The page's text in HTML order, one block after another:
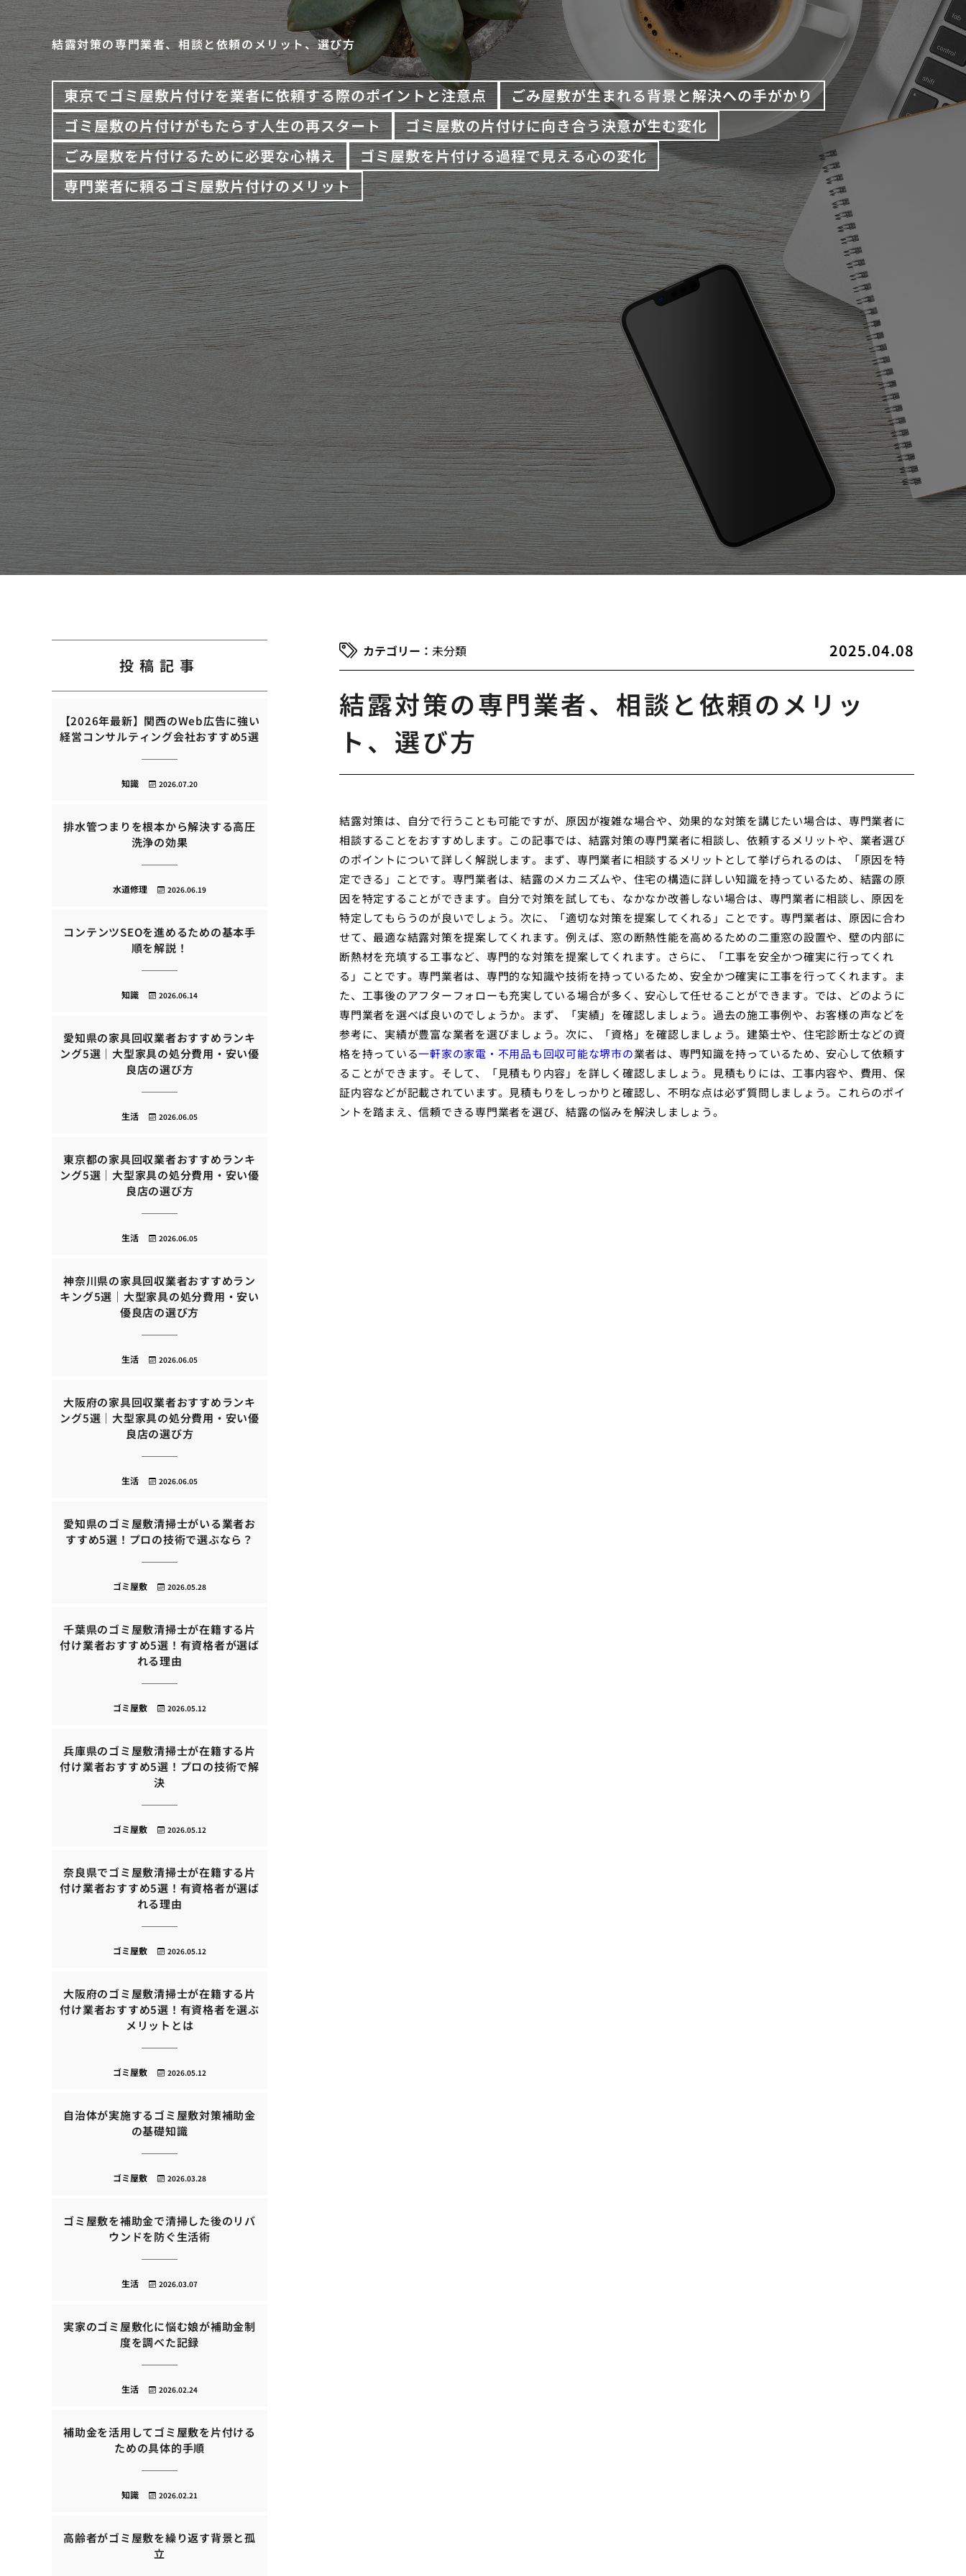
結露対策の専門業者、相談と依頼のメリット、選び方
東京でゴミ屋敷片付けを業者に依頼する際のポイントと注意点
ごみ屋敷が生まれる背景と解決への手がかり
ゴミ屋敷の片付けがもたらす人生の再スタート
ゴミ屋敷の片付けに向き合う決意が生む変化
ごみ屋敷を片付けるために必要な心構え
ゴミ屋敷を片付ける過程で見える心の変化
専門業者に頼るゴミ屋敷片付けのメリット
2025.04.08
未分類
結露対策の専門業者、相談と依頼のメリッ
ト、選び方
結露対策は、自分で行うことも可能ですが、原因が複雑な場合や、効果的な対策を講じたい場合は、専門業者に
相談することをおすすめします。この記事では、結露対策の専門業者に相談し、依頼するメリットや、業者選び
のポイントについて詳しく解説します。まず、専門業者に相談するメリットとして挙げられるのは、「原因を特
定できる」ことです。専門業者は、結露のメカニズムや、住宅の構造に詳しい知識を持っているため、結露の原
因を特定することができます。自分で対策を試しても、なかなか改善しない場合は、専門業者に相談し、原因を
特定してもらうのが良いでしょう。次に、「適切な対策を提案してくれる」ことです。専門業者は、原因に合わ
せて、最適な結露対策を提案してくれます。例えば、窓の断熱性能を高めるための二重窓の設置や、壁の内部に
断熱材を充填する工事など、専門的な対策を提案してくれます。さらに、「工事を安全かつ確実に行ってくれ
る」ことです。専門業者は、専門的な知識や技術を持っているため、安全かつ確実に工事を行ってくれます。ま
た、工事後のアフターフォローも充実している場合が多く、安心して任せることができます。では、どのように
専門業者を選べば良いのでしょうか。まず、「実績」を確認しましょう。過去の施工事例や、お客様の声などを
参考に、実績が豊富な業者を選びましょう。次に、「資格」を確認しましょう。建築士や、住宅診断士などの資
格を持っている一軒家の家電・不用品も回収可能な堺市の業者は、専門知識を持っているため、安心して依頼す
ることができます。そして、「見積もり内容」を詳しく確認しましょう。見積もりには、工事内容や、費用、保
証内容などが記載されています。見積もりをしっかりと確認し、不明な点は必ず質問しましょう。これらのポイ
ントを踏まえ、信頼できる専門業者を選び、結露の悩みを解決しましょう。
投稿記事
【2026年最新】関西のWeb広告に強い
経営コンサルティング会社おすすめ5選
2026.07.20
知識
排水管つまりを根本から解決する高圧
洗浄の効果
2026.06.19
水道修理
コンテンツSEOを進めるための基本手
順を解説！
2026.06.14
知識
愛知県の家具回収業者おすすめランキ
ング5選｜大型家具の処分費用・安い優
良店の選び方
2026.06.05
生活
東京都の家具回収業者おすすめランキ
ング5選｜大型家具の処分費用・安い優
良店の選び方
2026.06.05
生活
神奈川県の家具回収業者おすすめラン
キング5選｜大型家具の処分費用・安い
優良店の選び方
2026.06.05
生活
大阪府の家具回収業者おすすめランキ
ング5選｜大型家具の処分費用・安い優
良店の選び方
2026.06.05
生活
愛知県のゴミ屋敷清掃士がいる業者お
すすめ5選！プロの技術で選ぶなら？
2026.05.28
ゴミ屋敷
千葉県のゴミ屋敷清掃士が在籍する片
付け業者おすすめ5選！有資格者が選ば
れる理由
2026.05.12
ゴミ屋敷
兵庫県のゴミ屋敷清掃士が在籍する片
付け業者おすすめ5選！プロの技術で解
決
2026.05.12
ゴミ屋敷
奈良県でゴミ屋敷清掃士が在籍する片
付け業者おすすめ5選！有資格者が選ば
れる理由
2026.05.12
ゴミ屋敷
大阪府のゴミ屋敷清掃士が在籍する片
付け業者おすすめ5選！有資格者を選ぶ
メリットとは
2026.05.12
ゴミ屋敷
自治体が実施するゴミ屋敷対策補助金
の基礎知識
2026.03.28
ゴミ屋敷
ゴミ屋敷を補助金で清掃した後のリバ
ウンドを防ぐ生活術
2026.03.07
生活
実家のゴミ屋敷化に悩む娘が補助金制
度を調べた記録
2026.02.24
生活
補助金を活用してゴミ屋敷を片付ける
ための具体的手順
2026.02.21
知識
高齢者がゴミ屋敷を繰り返す背景と孤
立